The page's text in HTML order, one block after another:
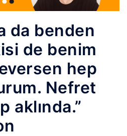
da benden
de benim
hep
Nefret
aklında.”